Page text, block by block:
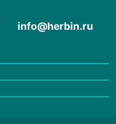
info@herbin.ru